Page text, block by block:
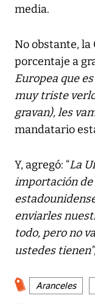
media.
No obstante, la
porcentaje a
Europea que
muy triste
gravan), les
mandatario
Y, agregó: “La
importación de
enviarles
todo, pero no
ustedes tienen”
Aranceles